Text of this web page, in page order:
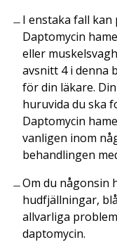
I enstaka fall kan
Daptomycin
eller
avsnitt 4 i denna
för din läkare.
huruvida du ska
Daptomycin
vanligen inom
behandlingen
Om du någonsin
hudfjällningar,
allvarliga
daptomycin.